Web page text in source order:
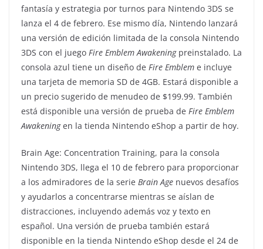
fantasía y estrategia por turnos para Nintendo 3DS se
lanza el 4 de febrero. Ese mismo día, Nintendo lanzará
una versión de edición limitada de la consola Nintendo
3DS con el juego Fire Emblem Awakeningpreinstalado. La
consola azul tiene un diseño de Fire Emblem e incluye
una tarjeta de memoria SD de 4GB. Estará disponible a
un precio sugerido de menudeo de $199.99. También
está disponible una versión de prueba de Fire Emblem
Awakeningen la tienda Nintendo eShop a partir de hoy.
Brain Age: Concentration Training, para la consola
Nintendo 3DS, llega el 10 de febrero para proporcionar
a los admiradores de la serie Brain Age nuevos desafíos
y ayudarlos a concentrarse mientras se aíslan de
distracciones, incluyendo además voz y texto en
español. Una versión de prueba también estará
disponible en la tienda Nintendo eShop desde el 24 de